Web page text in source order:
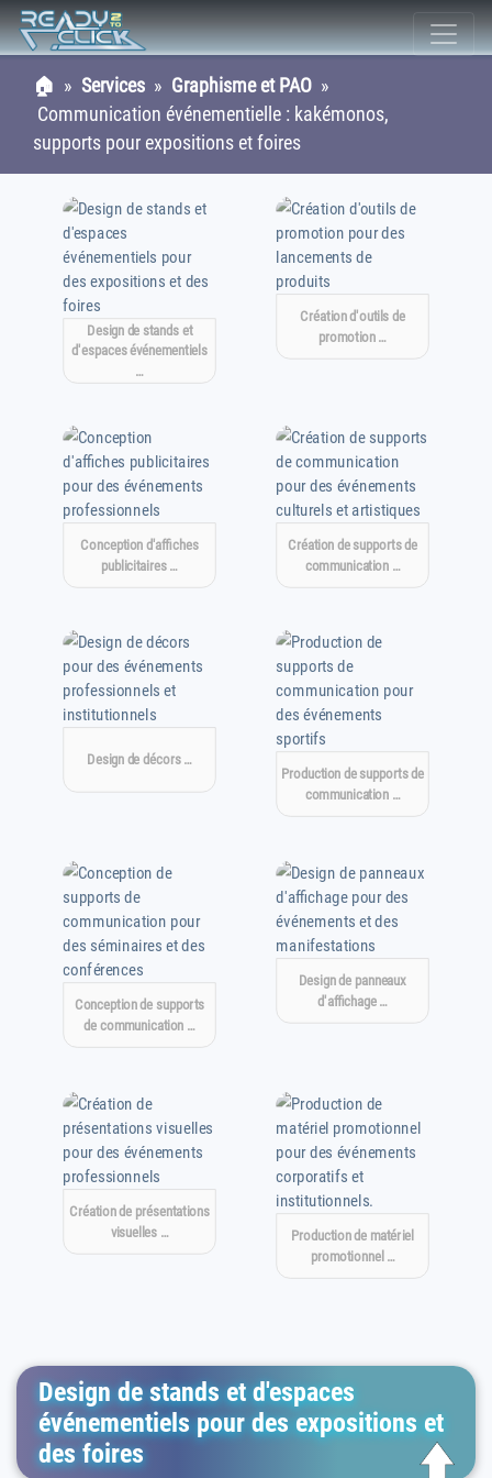
🏠 » Services » Graphisme et PAO »
Communication événementielle : kakémonos,
supports pour expositions et foires
Design de stands et
d'espaces événementiels
…
Création d'outils de
promotion …
Conception d'affiches
publicitaires …
Création de supports de
communication …
Design de décors …
Production de supports de
communication …
Conception de supports
de communication …
Design de panneaux
d'affichage …
Création de présentations
visuelles …
Production de matériel
promotionnel …
Design de stands et d'espaces
événementiels pour des expositions et
des foires